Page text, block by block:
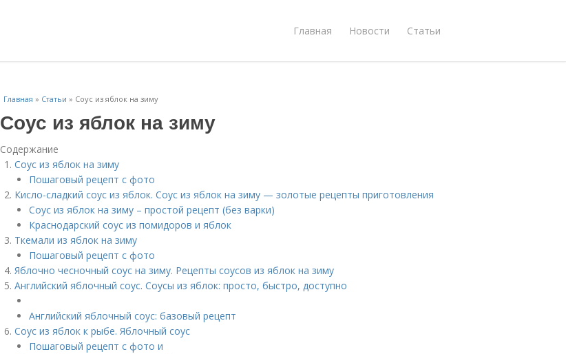
Главная Новости Статьи
Главная » Статьи » Соус из яблок на зиму
Соус из яблок на зиму
Содержание
Соус из яблок на зиму
Пошаговый рецепт с фото
Кисло-сладкий соус из яблок. Соус из яблок на зиму — золотые рецепты приготовления
Соус из яблок на зиму – простой рецепт (без варки)
Краснодарский соус из помидоров и яблок
Ткемали из яблок на зиму
Пошаговый рецепт с фото
Яблочно чесночный соус на зиму. Рецепты соусов из яблок на зиму
Английский яблочный соус. Cоусы из яблок: просто, быстро, доступно
Английский яблочный соус: базовый рецепт
Соус из яблок к рыбе. Яблочный соус
Пошаговый рецепт с фото и